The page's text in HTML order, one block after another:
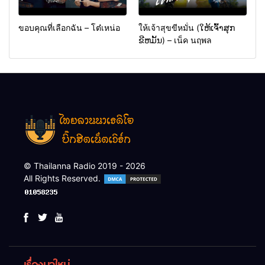
ขอบคุณที่เลือกฉัน – โต๋เหน่อ
ให้เจ้าสุขขีหมั่น (ໃຫ້ເຈົ້າສຸກ
ຂີຫມັ້ນ) – เน็ค นฤพล
© Thailanna Radio 2019 - 2026
All Rights Reserved.